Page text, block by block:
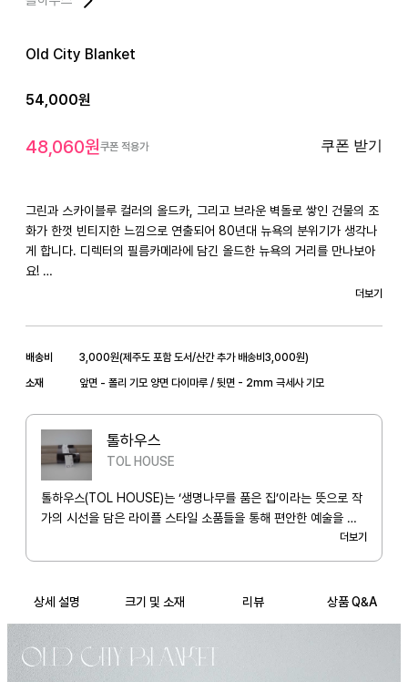
Old City Blanket
54,000원
48,060원쿠폰 적용가 쿠폰 받기
그린과 스카이블루 컬러의 올드카, 그리고 브라운 벽돌로 쌓인 건물의 조
화가 한껏 빈티지한 느낌으로 연출되어 80년대 뉴욕의 분위기가 생각나
게 합니다. 디렉터의 필름카메라에 담긴 올드한 뉴욕의 거리를 만나보아
요!
에 백 아이보리 컬러의 2mm 극세사 기모 원단을 덧대어 살짝의 무게감
과 보온성이 더해집니다. 부담스럽지 않은 크기로 무릎담요로 제격인 사
더보기
배송비 3,000원(제주도 포함 도서/산간 추가 배송비3,000원)
소재
앞면 - 폴리 기모 양면 다이마루 / 뒷면 - 2mm 극세사 기모
톨하우스
TOL HOUSE
톨하우스(TOL HOUSE)는 ‘생명나무를 품은 집’이라는 뜻으로 작
가의 시선을 담은 라이플 스타일 소품들을 통해 편안한 예술을 추
구하며, 각자 뿌리내린 삶의 터전에서 참된 행복과 즐거운 삶, 따뜻
함을 공유합니다.
더보기
상세 설명 크기 및 소재 리뷰 상품 Q&A